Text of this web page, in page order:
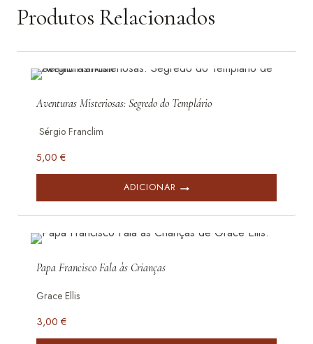
Produtos Relacionados
Aventuras Misteriosas: Segredo do Templário
Sérgio Franclim
5,00 €
ADICIONAR
Papa Francisco Fala às Crianças
Grace Ellis
3,00 €